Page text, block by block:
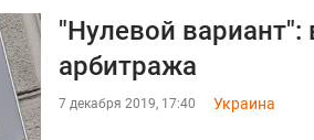
"Нулевой
арбитража
7 декабря 2019, 17:40 Украина